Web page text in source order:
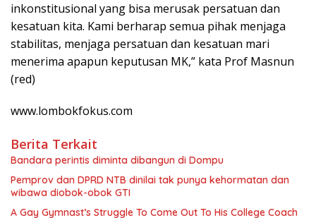
inkonstitusional yang bisa merusak persatuan dan
kesatuan kita. Kami berharap semua pihak menjaga
stabilitas, menjaga persatuan dan kesatuan mari
menerima apapun keputusan MK,” kata Prof Masnun
(red)
www.lombokfokus.com
Berita Terkait
Bandara perintis diminta dibangun di Dompu
Pemprov dan DPRD NTB dinilai tak punya kehormatan dan
wibawa diobok-obok GTI
A Gay Gymnast’s Struggle To Come Out To His College Coach